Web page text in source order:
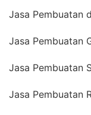
Jasa Pembuatan
Jasa Pembuatan
Jasa Pembuatan
Jasa Pembuatan